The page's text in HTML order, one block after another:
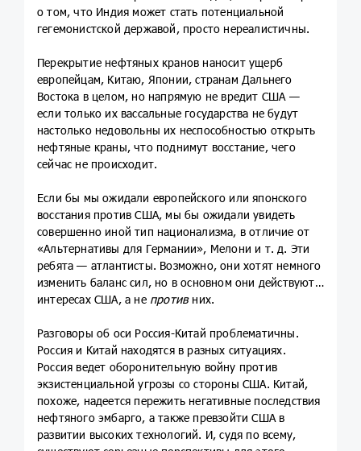
о том, что Индия может стать потенциальной
гегемонистской державой, просто нереалистичны.
Перекрытие нефтяных кранов наносит ущерб
европейцам, Китаю, Японии, странам Дальнего
Востока в целом, но напрямую не вредит США —
если только их вассальные государства не будут
настолько недовольны их неспособностью открыть
нефтяные краны, что поднимут восстание, чего
сейчас не происходит.
Если бы мы ожидали европейского или японского
восстания против США, мы бы ожидали увидеть
совершенно иной тип национализма, в отличие от
«Альтернативы для Германии», Мелони и т. д. Эти
ребята — атлантисты. Возможно, они хотят немного
изменить баланс сил, но в основном они действуют в
интересах США, а не противних.
Разговоры об оси Россия-Китай проблематичны.
Россия и Китай находятся в разных ситуациях.
Россия ведет оборонительную войну против
экзистенциальной угрозы со стороны США. Китай,
похоже, надеется пережить негативные последствия
нефтяного эмбарго, а также превзойти США в
развитии высоких технологий. И, судя по всему,